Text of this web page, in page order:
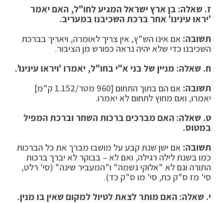
ז. שאלה: בן ארץ ישראל המגיע לחו"ל, האם יאמר
'יראו עינינו' אחר ברכת השכיבנו במעריב.
תשובה: אם אינו הש"ץ, אין צריך לאומרה, ויאריך בברכת
השכיבנו כדי שלא יהיה נראה כפורש מן הציבור.
ח. שאלה: מניין של בני א"י בחו"ל, יאמרו 'ויראו עינינו'.
תשובה:
אם הם בתוך התחום [960 מטר/1.152 ק"מ]
יאמרו, ואם מחוץ לתחום לא יאמרו.
ט. שאלה: האם מברכים ברכות השחר וברכת המפיל
במטוס.
תשובה: אם ישן שנת קבע על מושבו מברך את כל הברכות
כמו בשנת לילה רגילה, ואם לא – בבוקר לא יברך ברכות
התורה וגם לא "אלוקי נשמה" ו"המעביר שינה" (סי' רלט,
סי' מז ס"ק כח, סי' מו ס"ק כד).
י. שאלה: האם מותר לצאת לטיול למקום שאין בו מנין.